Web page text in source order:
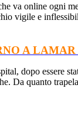
va online ogni
vigile e
A
dopo essere
Da quanto